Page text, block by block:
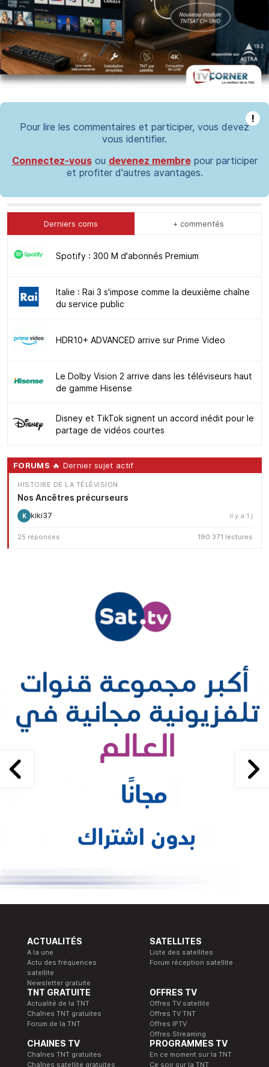
!
Pour lire les commentaires et participer, vous devez
vous identifier.
Connectez-vousou devenez membrepour participer
et profiter d'autres avantages.
Derniers coms + commentés
Spotify : 300 M d'abonnés Premium
Italie : Rai 3 s'impose comme la deuxième chaîne
du service public
HDR10+ ADVANCED arrive sur Prime Video
Le Dolby Vision 2 arrive dans les téléviseurs haut
de gamme Hisense
Disney et TikTok signent un accord inédit pour le
partage de vidéos courtes
FORUMS 🔥 Dernier sujet actif
HISTOIRE DE LA TÉLÉVISION
Nos Ancêtres précurseurs
K kiki37 il y a 1 j
25 réponses 190 371 lectures
ACTUALITÉS
A la une
Actu des fréquences
satellite
Newsletter gratuite
SATELLITES
Liste des satellites
Forum réception satellite
TNT GRATUITE
Actualité de la TNT
Chaînes TNT gratuites
Forum de la TNT
OFFRES TV
Offres TV satellite
Offres TV TNT
Offres IPTV
Offres Streaming
CHAINES TV
Chaînes TNT gratuites
Chaînes satellite gratuites
PROGRAMMES TV
En ce moment sur la TNT
Ce soir sur la TNT